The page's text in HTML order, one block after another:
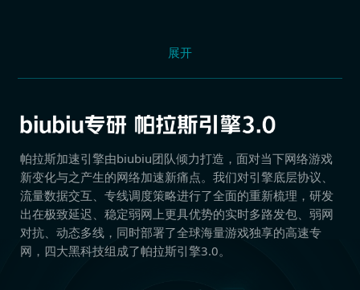
展开
帕拉斯加速引擎由biubiu团队倾力打造，面对当下网络游戏
新变化与之产生的网络加速新痛点。我们对引擎底层协议、
流量数据交互、专线调度策略进行了全面的重新梳理，研发
出在极致延迟、稳定弱网上更具优势的实时多路发包、弱网
对抗、动态多线，同时部署了全球海量游戏独享的高速专
网，四大黑科技组成了帕拉斯引擎3.0。